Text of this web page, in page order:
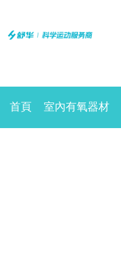
首頁 室內有氧器材